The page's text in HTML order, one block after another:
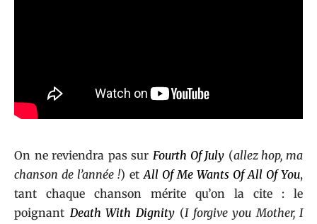
On ne reviendra pas sur Fourth Of July (allez hop, ma
chanson de l’année !) etAll Of Me Wants Of All Of You,
tant chaque chanson mérite qu’on la cite : le
poignant Death With Dignity(I forgive you Mother, I